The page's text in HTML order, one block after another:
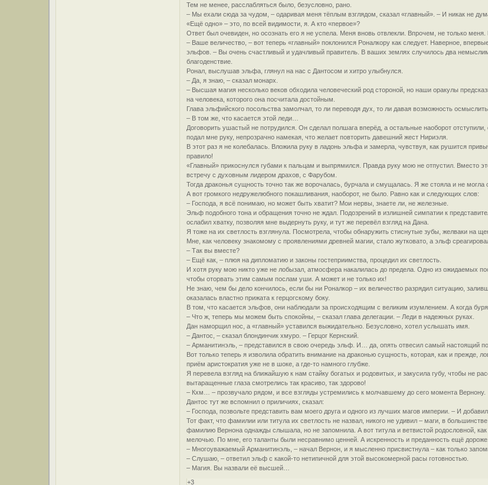
Тем не менее, расслабляться было, безусловно, рано.
– Мы ехали сюда за чудом, – одаривая меня тёплым взглядом, сказал «главный». – И никак не
«Ещё одно» – это, по всей видимости, я. А кто «первое»?
Ответ был очевиден, но осознать его я не успела. Меня вновь отвлекли. Впрочем, не только меня.
– Ваше величество, – вот теперь «главный» поклонился Роналкору как следует. Наверное,
эльфов. – Вы очень счастливый и удачливый правитель. В ваших землях случилось два
благоденствие.
Ронал, выслушав эльфа, глянул на нас с Дантосом и хитро улыбнулся.
– Да, я знаю, – сказал монарх.
– Высшая магия несколько веков обходила человеческий род стороной, но наши оракулы
на человека, которого она посчитала достойным.
Глава эльфийского посольства замолчал, то ли переводя дух, то ли давая возможность
– В том же, что касается этой леди…
Договорить ушастый не потрудился. Он сделал полшага вперёд, а остальные наоборот
подал мне руку, непрозрачно намекая, что желает повторить давешний жест Нириэля.
В этот раз я не колебалась. Вложила руку в ладонь эльфа и замерла, чувствуя, как рушится
правило!
«Главный» прикоснулся губами к пальцам и выпрямился. Правда руку мою не отпустил. Вместо
встречу с духовным лидером драхов, с Фарубом.
Тогда драконья сущность точно так же ворочалась, бурчала и смущалась. Я же стояла и не могла
А вот громкого недружелюбного покашливания, наоборот, не было. Равно как и следующих слов:
– Господа, я всё понимаю, но может быть хватит? Мои нервы, знаете ли, не железные.
Эльф подобного тона и обращения точно не ждал. Подозрений в излишней симпатии к
ослабил хватку, позволяя мне выдернуть руку, и тут же перевёл взгляд на Дана.
Я тоже на их светлость взглянула. Посмотрела, чтобы обнаружить стиснутые зубы, желваки на
Мне, как человеку знакомому с проявлениями древней магии, стало жутковато, а эльф
– Так вы вместе?
– Ещё как, – плюя на дипломатию и законы гостеприимства, процедил их светлость.
И хотя руку мою никто уже не лобызал, атмосфера накалилась до предела. Одно из ожидаемых
чтобы оторвать этим самым послам уши. А может и не только их!
Не знаю, чем бы дело кончилось, если бы ни Роналкор – их величество разрядил ситуацию,
оказалась властно прижата к герцогскому боку.
В том, что касается эльфов, они наблюдали за происходящим с великим изумлением. А когда
– Что ж, теперь мы можем быть спокойны, – сказал глава делегации. – Леди в надежных руках.
Дан наморщил нос, а «главный» уставился выжидательно. Безусловно, хотел услышать имя.
– Дантос, – сказал блондинчик хмуро. – Герцог Кернский.
– Арманитинэль, – представился в свою очередь эльф. И… да, опять отвесил самый настоящий
Вот только теперь я изволила обратить внимание на драконью сущность, которая, как и
приём аристократия уже не в шоке, а где-то намного глубже.
Я перевела взгляд на ближайшую к нам стайку богатых и родовитых, и закусила губу, чтобы не
вытаращенные глаза смотрелись так красиво, так здорово!
– Кхм… – прозвучало рядом, и все взгляды устремились к молчавшему до сего момента Вернону.
Дантос тут же вспомнил о приличиях, сказал:
– Господа, позвольте представить вам моего друга и одного из лучших магов империи. – И
Тот факт, что фамилии или титула их светлость не назвал, никого не удивил – маги, в
фамилию Вернона однажды слышала, но не запомнила. А вот титула и ветвистой родословной,
мелочью. По мне, его таланты были несравнимо ценней. А искренность и преданность ещё дороже.
– Многоуважаемый Арманитинэль, – начал Вернон, и я мысленно присвистнула – как только
– Слушаю, – ответил эльф с какой-то нетипичной для этой высокомерной расы готовностью.
– Магия. Вы назвали её высшей…
+3